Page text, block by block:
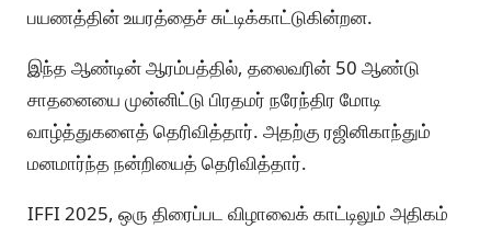
பயணத்தின் உயரத்தைச் சுட்டிக்காட்டுகின்றன.
இந்த ஆண்டின் ஆரம்பத்தில், தலைவரின் 50 ஆண்டு
சாதனையை முன்னிட்டு பிரதமர் நரேந்திர மோடி
வாழ்த்துகளைத் தெரிவித்தார். அதற்கு ரஜினிகாந்தும்
மனமார்ந்த நன்றியைத் தெரிவித்தார்.
IFFI 2025, ஒரு திரைப்பட விழாவைக் காட்டிலும் அதிகம்